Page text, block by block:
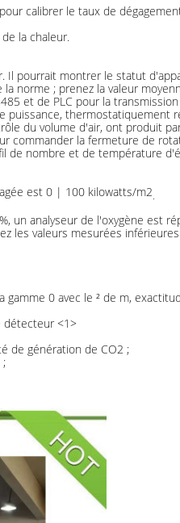
calibrer le taux de
la chaleur.
pourrait montrer le statut
norme ; prenez la valeur
et de PLC pour la
thermostatiquement
du volume d'air, ont produit
commander la fermeture de
nombre et de température
est 0 | 100 kilowatts/m2
un analyseur de l'oxygène est
les valeurs mesurées
0 avec le ² de m,
détecteur <1>
de génération de CO2 ;
;